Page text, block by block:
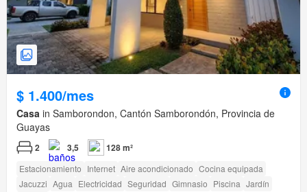
$ 1.400/mes
Casa in Samborondon, Cantón Samborondón, Provincia de
Guayas
2 3,5 128 m²
Estacionamiento Internet Aire acondicionado Cocina equipada
Jacuzzi Agua Electricidad Seguridad Gimnasio Piscina Jardín